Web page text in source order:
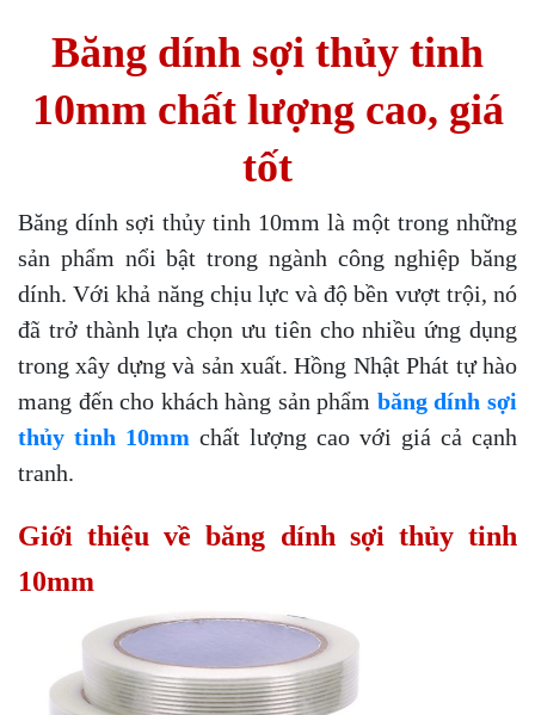
Băng dính sợi thủy tinh
10mm chất lượng cao, giá
tốt
Băng dính sợi thủy tinh 10mm là một trong những
sản phẩm nổi bật trong ngành công nghiệp băng
dính. Với khả năng chịu lực và độ bền vượt trội, nó
đã trở thành lựa chọn ưu tiên cho nhiều ứng dụng
trong xây dựng và sản xuất. Hồng Nhật Phát tự hào
mang đến cho khách hàng sản phẩm băng dính sợi
thủy tinh 10mm chất lượng cao với giá cả cạnh
tranh.
Giới thiệu về băng dính sợi thủy tinh
10mm